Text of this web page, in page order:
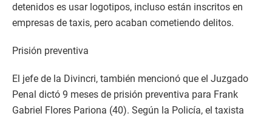
detenidos es usar logotipos, incluso están inscritos en
empresas de taxis, pero acaban cometiendo delitos.
Prisión preventiva
El jefe de la Divincri, también mencionó que el Juzgado
Penal dictó 9 meses de prisión preventiva para Frank
Gabriel Flores Pariona (40). Según la Policía, el taxista